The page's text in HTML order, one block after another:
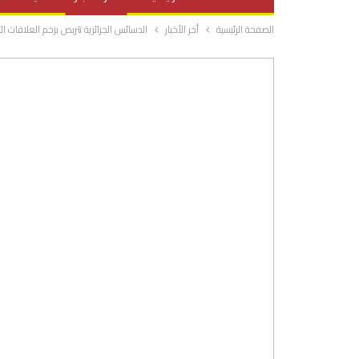
صحة وتغذية
المرأة والحياة الصفحة الرئيسية أخر الأخبار الدسائس الجزائرية تتربص بزخم العلاقات